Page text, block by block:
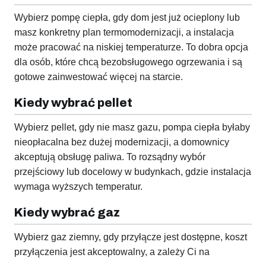
Wybierz pompę ciepła, gdy dom jest już ocieplony lub
masz konkretny plan termomodernizacji, a instalacja
może pracować na niskiej temperaturze. To dobra opcja
dla osób, które chcą bezobsługowego ogrzewania i są
gotowe zainwestować więcej na starcie.
Kiedy wybrać pellet
Wybierz pellet, gdy nie masz gazu, pompa ciepła byłaby
nieopłacalna bez dużej modernizacji, a domownicy
akceptują obsługę paliwa. To rozsądny wybór
przejściowy lub docelowy w budynkach, gdzie instalacja
wymaga wyższych temperatur.
Kiedy wybrać gaz
Wybierz gaz ziemny, gdy przyłącze jest dostępne, koszt
przyłączenia jest akceptowalny, a zależy Ci na